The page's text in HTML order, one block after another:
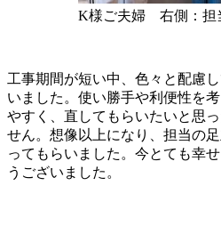
K様ご夫婦 右側：担
工事期間が短い中、色々と配慮
いました。使い勝手や利便性を
やすく、直してもらいたいと思
せん。想像以上になり、担当の
ってもらいました。今とても幸
うございました。